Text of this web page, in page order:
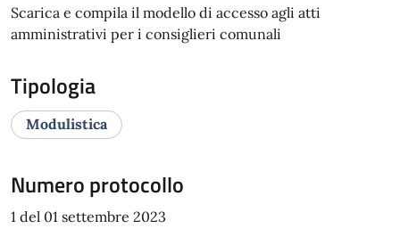
Scarica e compila il modello di accesso agli atti
amministrativi per i consiglieri comunali
Tipologia
Modulistica
Numero protocollo
1 del 01 settembre 2023